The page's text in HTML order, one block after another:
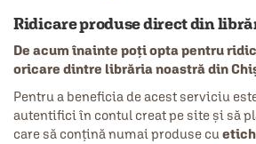
Ridicare produse direct din
De acum înainte poți opta pentru
oricare dintre librăria noastră din
Pentru a beneficia de acest serviciu
autentifici în contul creat pe site și să
care să conțină numai produse cu